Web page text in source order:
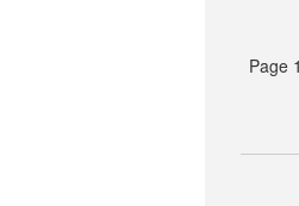
Page 1